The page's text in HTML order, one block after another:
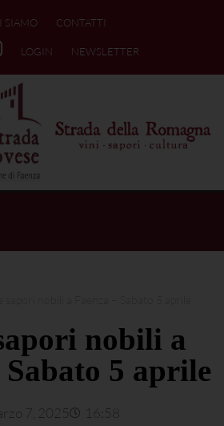
SIAMO CONTATTI
LOGIN NEWSLETTER
nobili a
Sabato 5 aprile
7, 2025 16:58